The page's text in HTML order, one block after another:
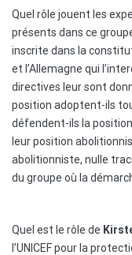
Quel rôle jouent les
présents dans ce
inscrite dans la
et l’Allemagne qui
directives leur sont
position adoptent-ils
défendent-ils la
leur position
abolitionniste, nulle
du groupe où la
Quel est le rôle de
l’UNICEF pour la